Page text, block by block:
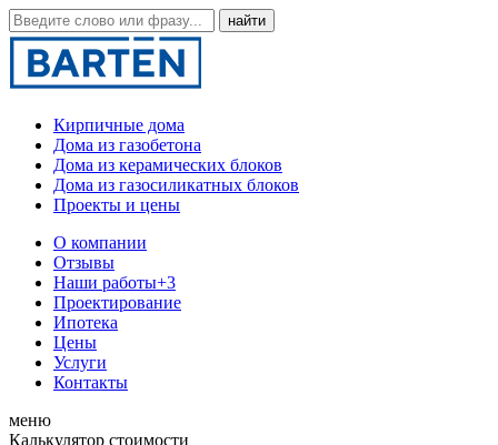
Кирпичные дома
Дома из газобетона
Дома из керамических блоков
Дома из газосиликатных блоков
Проекты и цены
О компании
Отзывы
Наши работы+3
Проектирование
Ипотека
Цены
Услуги
Контакты
меню
Калькулятор стоимости